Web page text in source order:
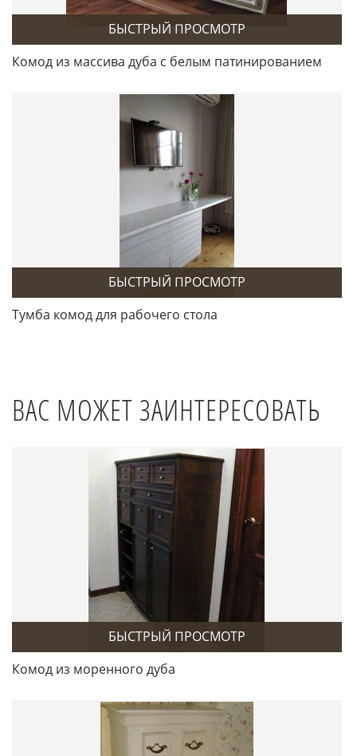
БЫСТРЫЙ ПРОСМОТР
Комод из массива дуба с белым патинированием
БЫСТРЫЙ ПРОСМОТР
Тумба комод для рабочего стола
ВАС МОЖЕТ ЗАИНТЕРЕСОВАТЬ
БЫСТРЫЙ ПРОСМОТР
Комод из моренного дуба